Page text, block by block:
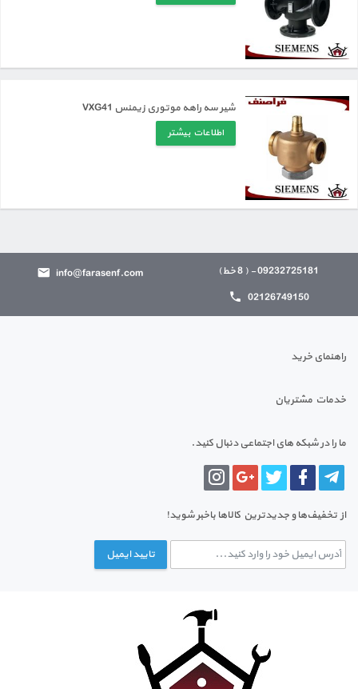
شیر سه راهه موتوری زیمنس VXG41
اطلاعات بیشتر
09232725181 - ( 8 خط)
02126749150
info@farasenf.com
راهنمای خرید
خدمات مشتریان
ما را در شبکه های اجتماعی دنبال کنید.
از تخفیف‌ها و جدیدترین‌ کالاها باخبر شوید!
تایید ایمیل